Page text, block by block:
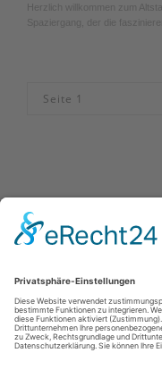
Herzlich willkommen zum
Spaziergang, der die
Impressum|Datenschutz|